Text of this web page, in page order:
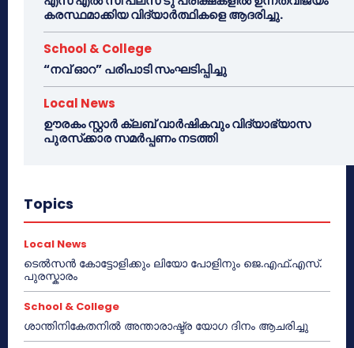
കരസ്ഥമാക്കിയ വിദ്യാർത്ഥികളെ ആദരിച്ചു.
School & College
“നവ് ഓറ” പരിപാടി സംഘടിപ്പിച്ചു
Local News
ഊരകം സ്റ്റാർ ക്ലബ് വാർഷികവും വിദ്യാഭ്യാസ
പുരസ്‌ക്കാര സമർപ്പണം നടത്തി
Topics
Local News
ടെൽസൻ കോട്ടോളിക്കും ലിയോ പോളിനും ജെ.എഫ്.എസ്.
പുരസ്കാരം
School & College
ശാന്തിനികേതനിൽ അന്താരാഷ്ട്ര യോഗ ദിനം ആചരിച്ചു